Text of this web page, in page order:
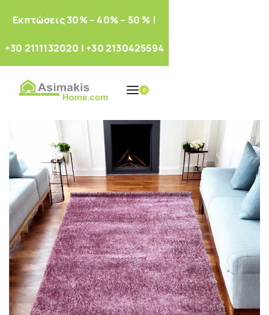
Eκπτώσεις 30% – 40% – 50 % !
+30 2111132020 | +30 2130425594
0